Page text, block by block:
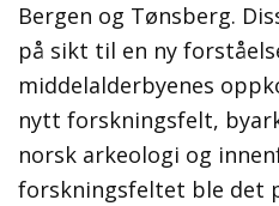
Bergen og Tønsberg.
på sikt til en ny
middelalderbyenes
nytt forskningsfelt,
norsk arkeologi og
forskningsfeltet ble det